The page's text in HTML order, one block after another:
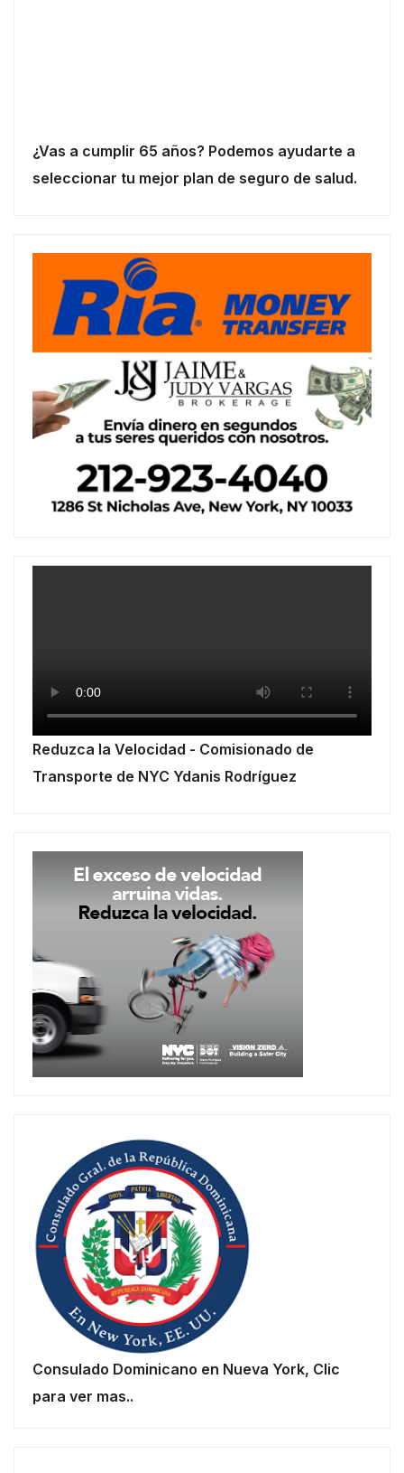
¿Vas a cumplir 65 años? Podemos ayudarte a
seleccionar tu mejor plan de seguro de salud.
Reduzca la Velocidad - Comisionado de
Transporte de NYC Ydanis Rodríguez
Consulado Dominicano en Nueva York, Clic
para ver mas..